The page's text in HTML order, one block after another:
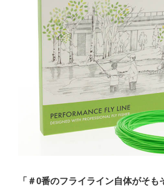
「＃0番のフライライン自体がそ